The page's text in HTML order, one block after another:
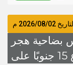
2026/08/02 م
بضاحية هجر
رقم 16-1/ج المساحة 455م شارع 15 جنوبًا على